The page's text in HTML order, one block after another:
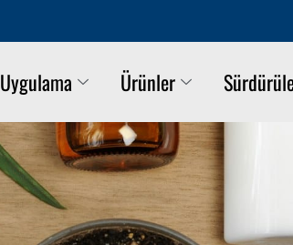
Uygulama Ürünler